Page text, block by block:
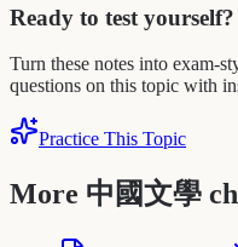
Ready to test yourself?
Turn these notes into exam-
questions on this topic with
Practice This Topic
More 中國文學